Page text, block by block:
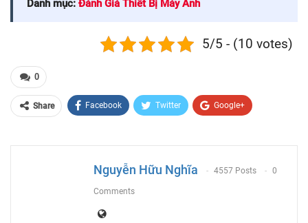
Danh mục: Đánh Giá Thiết Bị Máy Ảnh
5/5 - (10 votes)
0
Share Facebook Twitter Google+
Nguyễn Hữu Nghĩa 4557 Posts 0
Comments